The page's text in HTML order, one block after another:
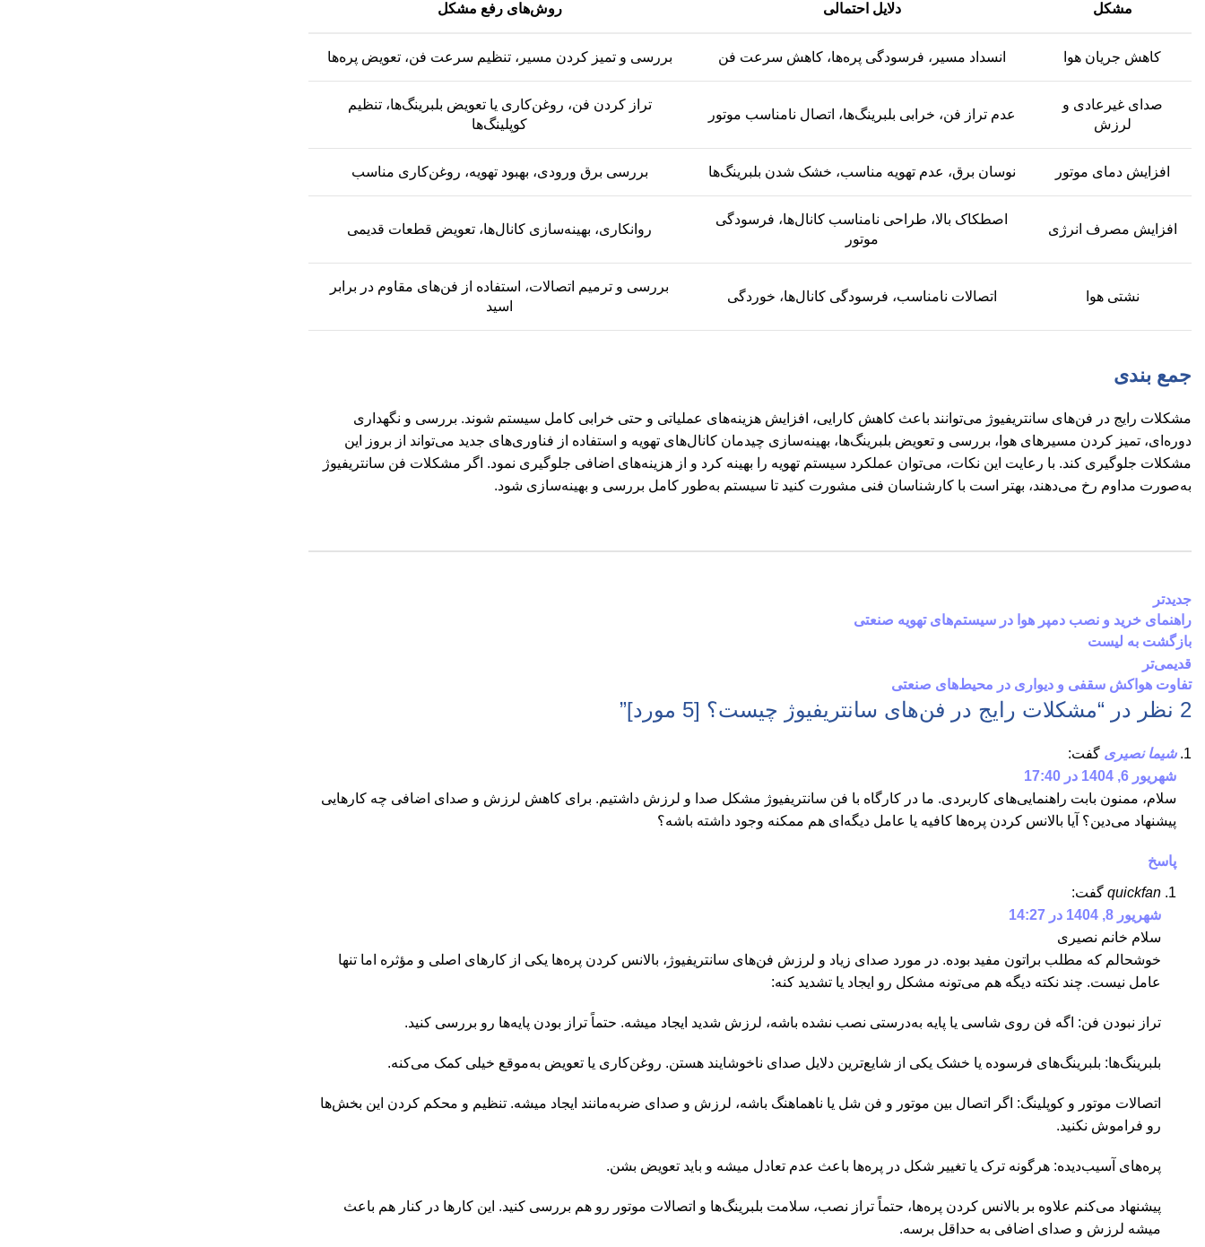
مشکل دلایل احتمالی روش‌های رفع مشکل
کاهش جریان هوا انسداد مسیر، فرسودگی پره‌ها، کاهش سرعت فن بررسی و تمیز کردن مسیر، تنظیم سرعت فن، تعویض پره‌ها
صدای غیرعادی و
لرزش
عدم تراز فن، خرابی بلبرینگ‌ها، اتصال نامناسب موتور
تراز کردن فن، روغن‌کاری یا تعویض بلبرینگ‌ها، تنظیم
کوپلینگ‌ها
افزایش دمای موتور نوسان برق، عدم تهویه مناسب، خشک شدن بلبرینگ‌ها بررسی برق ورودی، بهبود تهویه، روغن‌کاری مناسب
افزایش مصرف انرژی
اصطکاک بالا، طراحی نامناسب کانال‌ها، فرسودگی
موتور
روانکاری، بهینه‌سازی کانال‌ها، تعویض قطعات قدیمی
نشتی هوا اتصالات نامناسب، فرسودگی کانال‌ها، خوردگی
بررسی و ترمیم اتصالات، استفاده از فن‌های مقاوم در برابر
اسید
جمع بندی
مشکلات رایج در فن‌های سانتریفیوژ می‌توانند باعث کاهش کارایی، افزایش هزینه‌های عملیاتی و حتی خرابی کامل سیستم شوند. بررسی و نگهداری
دوره‌ای، تمیز کردن مسیرهای هوا، بررسی و تعویض بلبرینگ‌ها، بهینه‌سازی چیدمان کانال‌های تهویه و استفاده از فناوری‌های جدید می‌تواند از بروز این
مشکلات جلوگیری کند. با رعایت این نکات، می‌توان عملکرد سیستم تهویه را بهینه کرد و از هزینه‌های اضافی جلوگیری نمود. اگر مشکلات فن سانتریفیوژ
به‌صورت مداوم رخ می‌دهند، بهتر است با کارشناسان فنی مشورت کنید تا سیستم به‌طور کامل بررسی و بهینه‌سازی شود.
جدیدتر
راهنمای خرید و نصب دمپر هوا در سیستم‌های تهویه صنعتی
بازگشت به لیست
قدیمی‌تر
تفاوت هواکش سقفی و دیواری در محیط‌های صنعتی
2 نظر در “ مشکلات رایج در فن‌های سانتریفیوژ چیست؟ [5 مورد] ”
شیما نصیری گفت:
شهریور 6, 1404 در 17:40
سلام، ممنون بابت راهنمایی‌های کاربردی. ما در کارگاه با فن سانتریفیوژ مشکل صدا و لرزش داشتیم. برای کاهش لرزش و صدای اضافی چه کارهایی
پیشنهاد می‌دین؟ آیا بالانس کردن پره‌ها کافیه یا عامل دیگه‌ای هم ممکنه وجود داشته باشه؟
پاسخ
quickfan گفت:
شهریور 8, 1404 در 14:27
سلام خانم نصیری
خوشحالم که مطلب براتون مفید بوده. در مورد صدای زیاد و لرزش فن‌های سانتریفیوژ، بالانس کردن پره‌ها یکی از کارهای اصلی و مؤثره اما تنها
عامل نیست. چند نکته دیگه هم می‌تونه مشکل رو ایجاد یا تشدید کنه:
تراز نبودن فن: اگه فن روی شاسی یا پایه به‌درستی نصب نشده باشه، لرزش شدید ایجاد میشه. حتماً تراز بودن پایه‌ها رو بررسی کنید.
بلبرینگ‌ها: بلبرینگ‌های فرسوده یا خشک یکی از شایع‌ترین دلایل صدای ناخوشایند هستن. روغن‌کاری یا تعویض به‌موقع خیلی کمک می‌کنه.
اتصالات موتور و کوپلینگ: اگر اتصال بین موتور و فن شل یا ناهماهنگ باشه، لرزش و صدای ضربه‌مانند ایجاد میشه. تنظیم و محکم کردن این بخش‌ها
رو فراموش نکنید.
پره‌های آسیب‌دیده: هرگونه ترک یا تغییر شکل در پره‌ها باعث عدم تعادل میشه و باید تعویض بشن.
پیشنهاد می‌کنم علاوه بر بالانس کردن پره‌ها، حتماً تراز نصب، سلامت بلبرینگ‌ها و اتصالات موتور رو هم بررسی کنید. این کارها در کنار هم باعث
میشه لرزش و صدای اضافی به حداقل برسه.